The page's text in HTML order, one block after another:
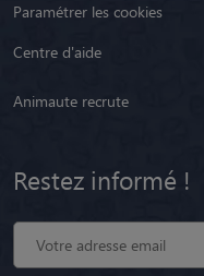
Paramétrer les cookies
Centre d'aide
Animaute recrute
Restez informé !